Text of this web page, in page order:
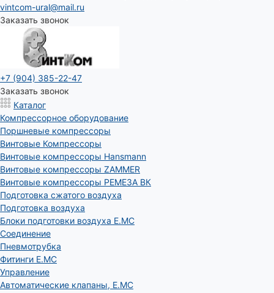
vintcom-ural@mail.ru
Заказать звонок
+7 (904) 385-22-47
Заказать звонок
Каталог
Компрессорное оборудование
Поршневые компрессоры
Винтовые Компрессоры
Винтовые компрессоры Hansmann
Винтовые компрессоры ZAMMER
Винтовые компрессоры РЕМЕЗА ВК
Подготовка сжатого воздуха
Подготовка воздуха
Блоки подготовки воздуха E.MC
Соединение
Пневмотрубка
Фитинги E.MC
Управление
Автоматические клапаны, Е.МС